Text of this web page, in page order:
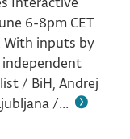
6-8pm CET
With inputs by
independent
/ BiH, Andrej
/...